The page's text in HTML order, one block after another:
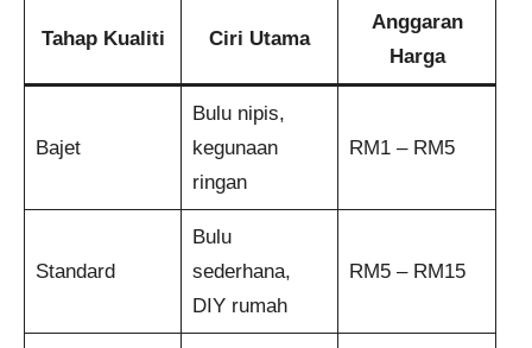
Tahap Kualiti Ciri Utama
Anggaran
Harga
Bajet
Bulu nipis,
kegunaan
ringan
RM1 – RM5
Standard
Bulu
sederhana,
DIY rumah
RM5 – RM15